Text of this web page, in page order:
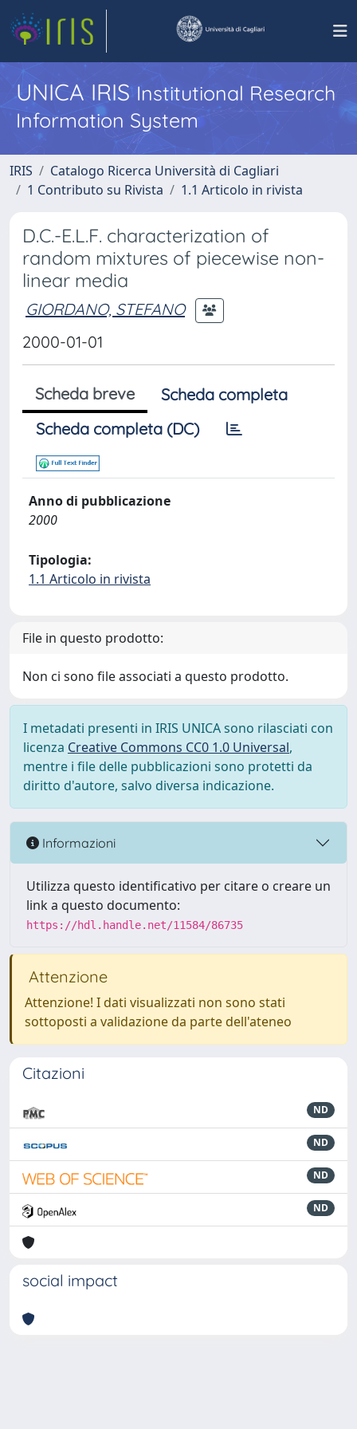
UNICA IRISInstitutional Research
Information System
IRIS
Catalogo Ricerca Università di Cagliari
1 Contributo su Rivista
1.1 Articolo in rivista
D.C.-E.L.F. characterization of
random mixtures of piecewise non-
linear media
GIORDANO, STEFANO
2000-01-01
Scheda breve
Scheda completa
Scheda completa (DC)
Anno di pubblicazione
2000
Tipologia:
1.1 Articolo in rivista
File in questo prodotto:
Non ci sono file associati a questo prodotto.
I metadati presenti in IRIS UNICA sono rilasciati con
licenza Creative Commons CC0 1.0 Universal,
mentre i file delle pubblicazioni sono protetti da
diritto d'autore, salvo diversa indicazione.
Informazioni
Utilizza questo identificativo per citare o creare un
link a questo documento:
https://hdl.handle.net/11584/86735
Attenzione
Attenzione! I dati visualizzati non sono stati
sottoposti a validazione da parte dell'ateneo
Citazioni
ND
ND
ND
ND
social impact